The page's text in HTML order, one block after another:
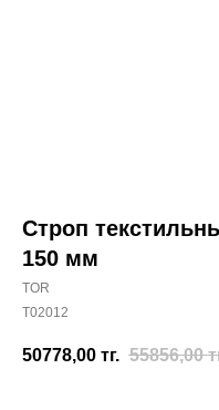
Строп
150 мм
TOR
T02012
50778,00 тг. 55856,00